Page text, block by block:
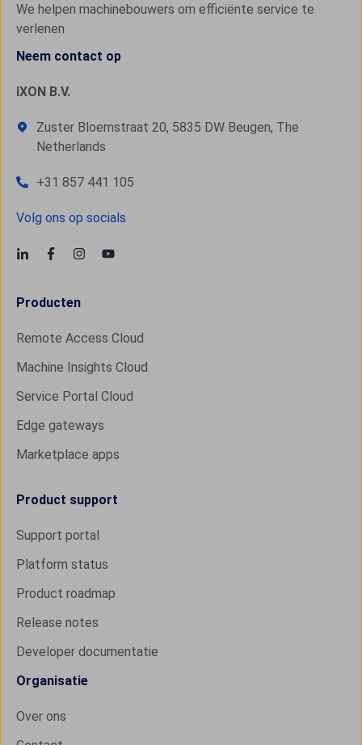
We helpen machinebouwers om efficiënte service te
verlenen
Neem contact op
IXON B.V.
Zuster Bloemstraat 20, 5835 DW Beugen, The
Netherlands
+31 857 441 105
Volg ons op socials
Producten
Remote Access Cloud
Machine Insights Cloud
Service Portal Cloud
Edge gateways
Marketplace apps
Product support
Support portal
Platform status
Product roadmap
Release notes
Developer documentatie
Organisatie
Over ons